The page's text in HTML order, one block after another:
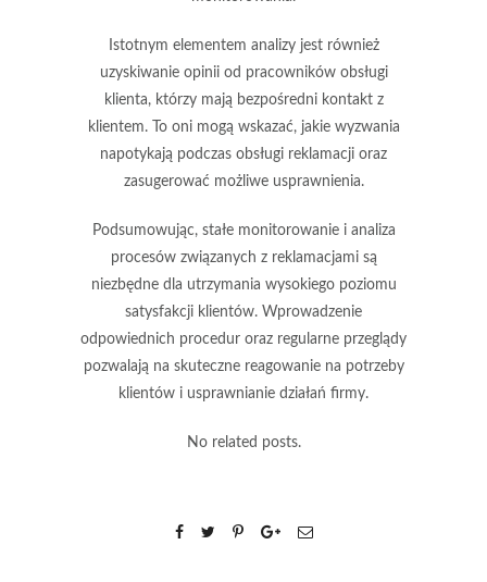
Istotnym elementem analizy jest również
uzyskiwanie opinii od pracowników obsługi
klienta, którzy mają bezpośredni kontakt z
klientem. To oni mogą wskazać, jakie wyzwania
napotykają podczas obsługi reklamacji oraz
zasugerować możliwe usprawnienia.
Podsumowując, stałe monitorowanie i analiza
procesów związanych z reklamacjami są
niezbędne dla utrzymania wysokiego poziomu
satysfakcji klientów. Wprowadzenie
odpowiednich procedur oraz regularne przeglądy
pozwalają na skuteczne reagowanie na potrzeby
klientów i usprawnianie działań firmy.
No related posts.